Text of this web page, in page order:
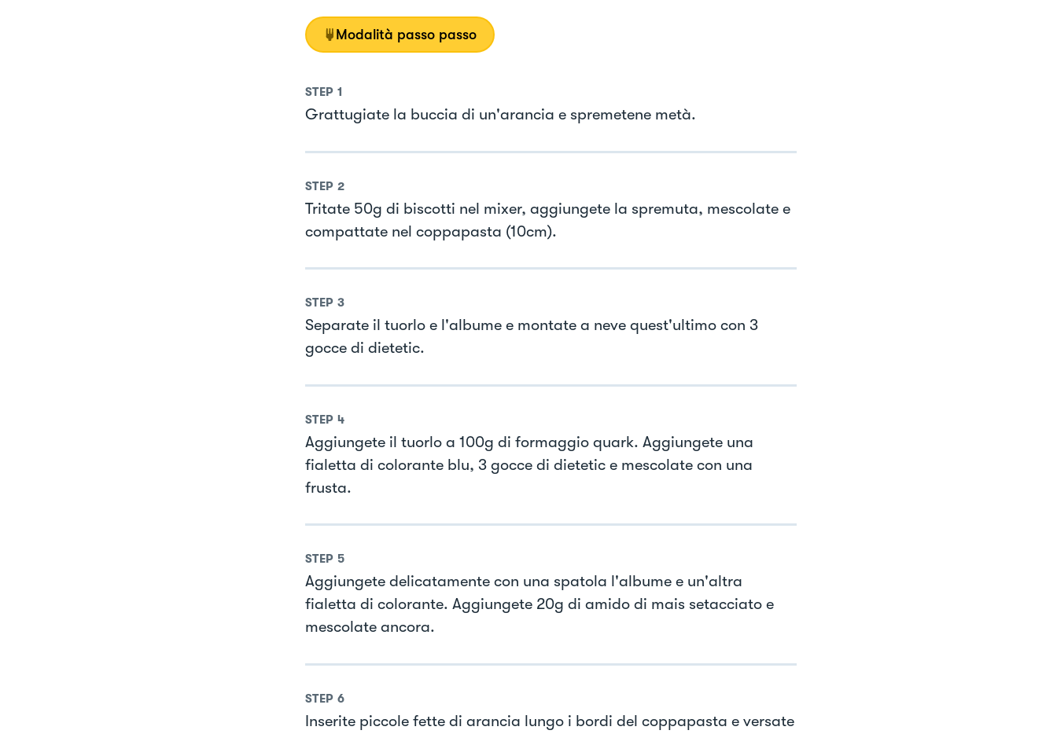
Modalità passo passo
STEP 1
Grattugiate la buccia di un'arancia e spremetene metà.
STEP 2
Tritate 50g di biscotti nel mixer, aggiungete la spremuta, mescolate e
compattate nel coppapasta (10cm).
STEP 3
Separate il tuorlo e l'albume e montate a neve quest'ultimo con 3
gocce di dietetic.
STEP 4
Aggiungete il tuorlo a 100g di formaggio quark. Aggiungete una
fialetta di colorante blu, 3 gocce di dietetic e mescolate con una
frusta.
STEP 5
Aggiungete delicatamente con una spatola l'albume e un'altra
fialetta di colorante. Aggiungete 20g di amido di mais setacciato e
mescolate ancora.
STEP 6
Inserite piccole fette di arancia lungo i bordi del coppapasta e versate